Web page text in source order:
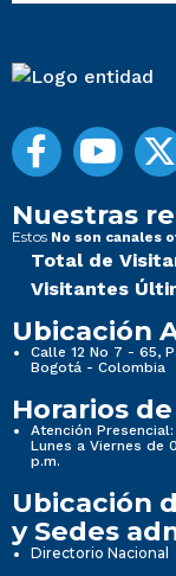
Nuestras
Estos No son canales
Total de
Visitantes
Ubicación
Calle 12 No 7 - 65,
Bogotá - Colombia
Horarios
Atención Presencial:
Lunes a Viernes de
p.m.
Ubicación
y Sedes
Directorio Nacional